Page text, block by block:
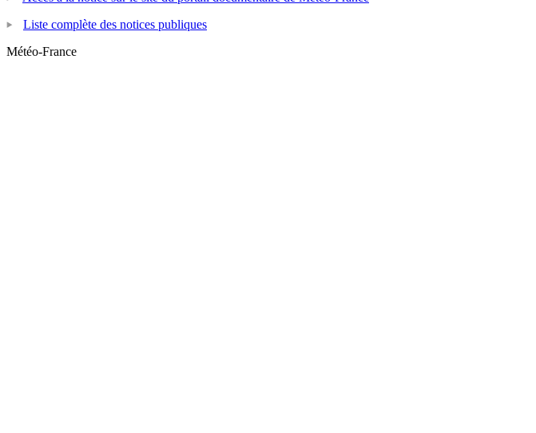
Liste complète des notices publiques
Météo-France